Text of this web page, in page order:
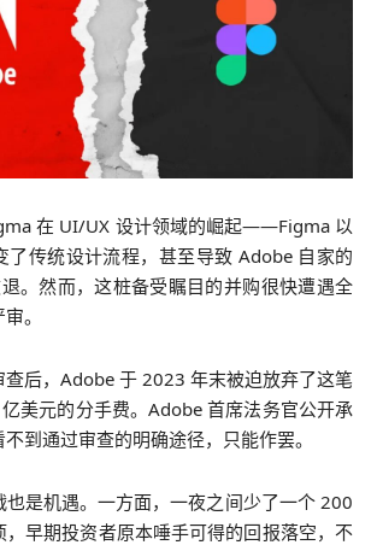
在 UI/UX 设计领域的崛起——Figma 以
了传统设计流程，甚至导致 Adobe 自家的
。然而，这桩备受瞩目的并购很快遭遇全
。
后，Adobe 于 2023 年末被迫放弃了这笔
美元的分手费。Adobe 首席法务官公开承
到通过审查的明确途径，只能作罢。
也是机遇。一方面，一夜之间少了一个 200
早期投资者原本唾手可得的回报落空，不